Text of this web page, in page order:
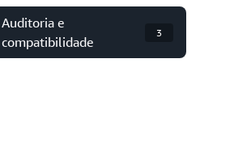
Auditoria e
compatibilidade
3